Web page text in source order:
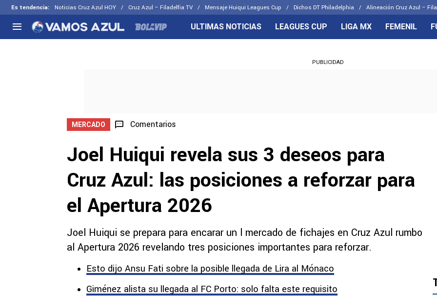
Es tendencia: Noticias Cruz Azul HOY Cruz Azul – Filadelfia TV Mensaje Huiqui Leagues Cup Dichos DT Philadelphia Alineación Cruz Azul –
Selección Mexicana
CELESTES
ULTIMAS NOTICIAS LEAGUES CUP LIGA MX FEMENIL
PUBLICIDAD
MERCADO Comentarios
Joel Huiqui revela sus 3 deseos para
Cruz Azul: las posiciones a reforzar para
el Apertura 2026
Joel Huiqui se prepara para encarar un l mercado de fichajes en Cruz Azul rumbo
al Apertura 2026 revelando tres posiciones importantes para reforzar.
Esto dijo Ansu Fati sobre la posible llegada de Lira al Mónaco
Giménez alista su llegada al FC Porto: solo falta este requisito